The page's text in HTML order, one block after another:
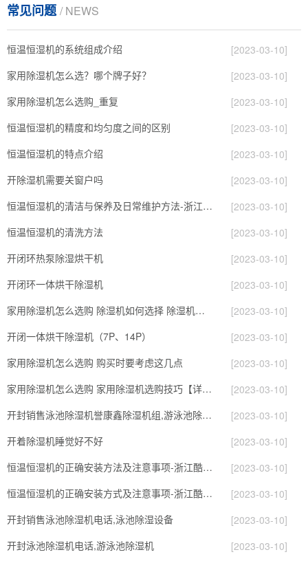
常见问题/ NEWS
恒温恒湿机的系统组成介绍
[2023-03-10]
家用除湿机怎么选？哪个牌子好？
[2023-03-10]
家用除湿机怎么选购_重复
[2023-03-10]
恒温恒湿机的精度和均匀度之间的区别
[2023-03-10]
恒温恒湿机的特点介绍
[2023-03-10]
开除湿机需要关窗户吗
[2023-03-10]
恒温恒湿机的清洁与保养及日常维护方法-浙江酷尔环境
[2023-03-10]
恒温恒湿机的清洗方法
[2023-03-10]
开闭环热泵除湿烘干机
[2023-03-10]
开闭环一体烘干除湿机
[2023-03-10]
家用除湿机怎么选购 除湿机如何选择 除湿机怎么选
[2023-03-10]
开闭一体烘干除湿机（7P、14P）
[2023-03-10]
家用除湿机怎么选购 购买时要考虑这几点
[2023-03-10]
家用除湿机怎么选购 家用除湿机选购技巧【详解】
[2023-03-10]
开封销售泳池除湿机誉康鑫除湿机组,游泳池除湿机
[2023-03-10]
开着除湿机睡觉好不好
[2023-03-10]
恒温恒湿机的正确安装方法及注意事项-浙江酷环境
[2023-03-10]
恒温恒湿机的正确安装方式及注意事项-浙江酷尔环境
[2023-03-10]
开封销售泳池除湿机电话,泳池除湿设备
[2023-03-10]
开封泳池除湿机电话,游泳池除湿机
[2023-03-10]